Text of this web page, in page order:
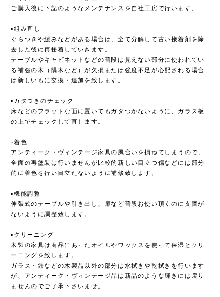
ご購入後に下記のようなメンテナンスを自社工房で行います。
▫︎組み直し
ぐらつきや緩みなどがある場合は、全て分解して古い接着剤を除
去した後に再接着していきます。
テーブルやキャビネットなどの普段は見えない部分に使われてい
る補強の木（隅木など）が欠損または強度不足が心配される場合
は新しいもに交換・追加を致します。
▫︎ガタつきのチェック
床などのフラットな面に置いてもガタつかないように、ガラス板
の上でチェックして直します。
▫︎着色
アンティーク・ヴィンテージ家具の風合いを損ねてしまうので、
全面の再塗装は行いませんが比較的新しい目立つ傷などには部分
的に着色を行い目立たないように補修致します。
▫︎機能調整
伸張式のテーブルや引き出し、扉など普段お使い頂くのに支障が
ないように調整致します。
▫︎クリーニング
木製の家具は商品にあったオイルやワックスを使って保湿とクリ
ーニングを致します。
ガラス・鉄などの木製品以外の部分は水拭きや乾拭きを行います
が、アンティーク・ヴィンテージ品は新品のような輝きには戻り
ませんのでご了承下さいませ。